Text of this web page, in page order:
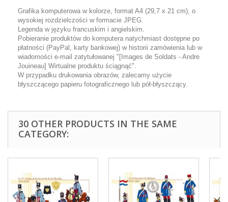
Grafika komputerowa w kolorze, format A4 (29,7 x 21 cm), o
wysokiej rozdzielczości w formacie JPEG.
Legenda w języku francuskim i angielskim.
Pobieranie produktów do komputera natychmiast dostępne po
płatności (PayPal, karty bankowej) w historii zamówienia lub w
wiadomości e-mail zatytułowanej "[Images de Soldats - Andre
Jouineau] Wirtualne produktu ściągnąć".
W przypadku drukowania obrazów, zalecamy użycie
błyszczącego papieru fotograficznego lub pół-błyszczący.
30 OTHER PRODUCTS IN THE SAME
CATEGORY: